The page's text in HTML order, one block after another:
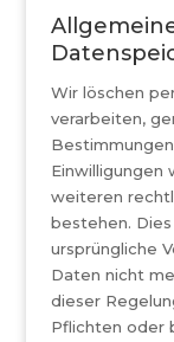
Wir löschen
verarbeiten,
Einwilligungen
weiteren
bestehen.
ursprüngliche
Daten nicht
dieser
Pflichten oder